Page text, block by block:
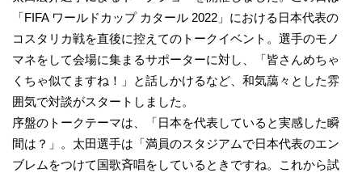
「FIFA ワールドカップ カタール 2022」における日本代表の
コスタリカ戦を直後に控えてのトークイベント。選手のモノ
マネをして会場に集まるサポーターに対し、「皆さんめちゃ
くちゃ似てますね！」と話しかけるなど、和気藹々とした雰
囲気で対談がスタートしました。
序盤のトークテーマは、「日本を代表していると実感した瞬
間は？」。太田選手は「満員のスタジアムで日本代表のエン
ブレムをつけて国歌斉唱をしているときですね。これから試